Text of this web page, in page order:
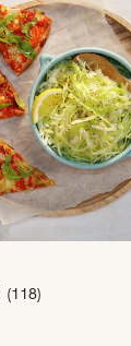
(118)